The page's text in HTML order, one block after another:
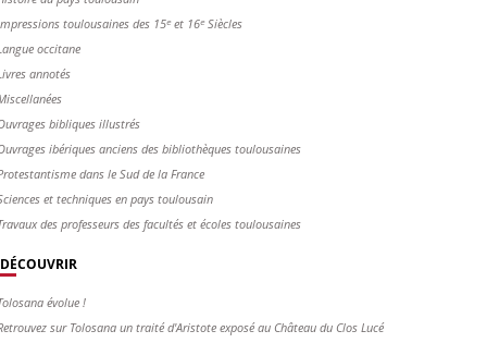
toulousaines des 15ᵉ et 16ᵉ Siècles
occitane
annotés
bibliques illustrés
ibériques anciens des bibliothèques toulousaines
dans le Sud de la France
et techniques en pays toulousain
des professeurs des facultés et écoles toulousaines
DÉCOUVRIR
évolue !
sur Tolosana un traité d'Aristote exposé au Château du Clos Lucé